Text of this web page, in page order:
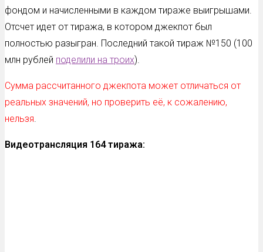
фондом и начисленными в каждом тираже выигрышами.
Отсчет идет от тиража, в котором джекпот был
полностью разыгран. Последний такой тираж №150 (100
млн рублей поделили на троих).
Сумма рассчитанного джекпота может отличаться от
реальных значений, но проверить её, к сожалению,
нельзя
Видеотрансляция 164тиража: